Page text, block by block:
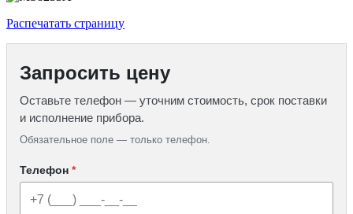
Распечатать страницу
Запросить цену
Оставьте телефон — уточним стоимость, срок поставки
и исполнение прибора.
Обязательное поле — только телефон.
Телефон *